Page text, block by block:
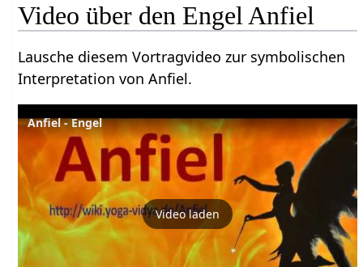
Video über den Engel Anfiel
Lausche diesem Vortragvideo zur symbolischen
Interpretation von Anfiel.
Anfiel - Engel
Video laden